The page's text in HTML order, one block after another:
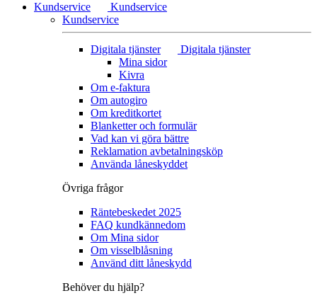
Kundservice
Kundservice
Kundservice
Digitala tjänster
Digitala tjänster
Mina sidor
Kivra
Om e-faktura
Om autogiro
Om kreditkortet
Blanketter och formulär
Vad kan vi göra bättre
Reklamation avbetalningsköp
Använda låneskyddet
Övriga frågor
Räntebeskedet 2025
FAQ kundkännedom
Om Mina sidor
Om visselblåsning
Använd ditt låneskydd
Behöver du hjälp?